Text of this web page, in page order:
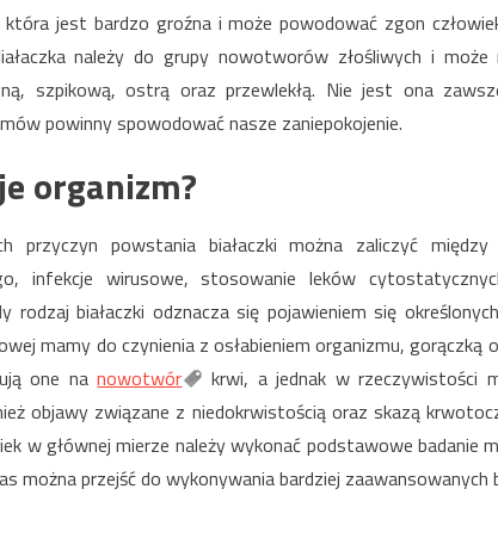
jest bardzo groźna i może powodować zgon
należy do grupy nowotworów złośliwych i może
szpikową, ostrą oraz przewlekłą. Nie jest ona
powinny spowodować nasze zaniepokojenie.
organizm?
przyczyn powstania białaczki można zaliczyć
infekcje wirusowe, stosowanie leków
rodzaj białaczki odznacza się pojawieniem się
mamy do czynienia z osłabieniem organizmu,
one nanowotwór
krwi, a jednak w rzeczywistości
objawy związane z niedokrwistością oraz skazą
w głównej mierze należy wykonać podstawowe badanie
można przejść do wykonywania bardziej zaawansowanych